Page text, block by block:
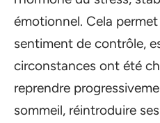
émotionnel. Cela
sentiment de contrôle,
circonstances ont été
reprendre
sommeil, réintroduire